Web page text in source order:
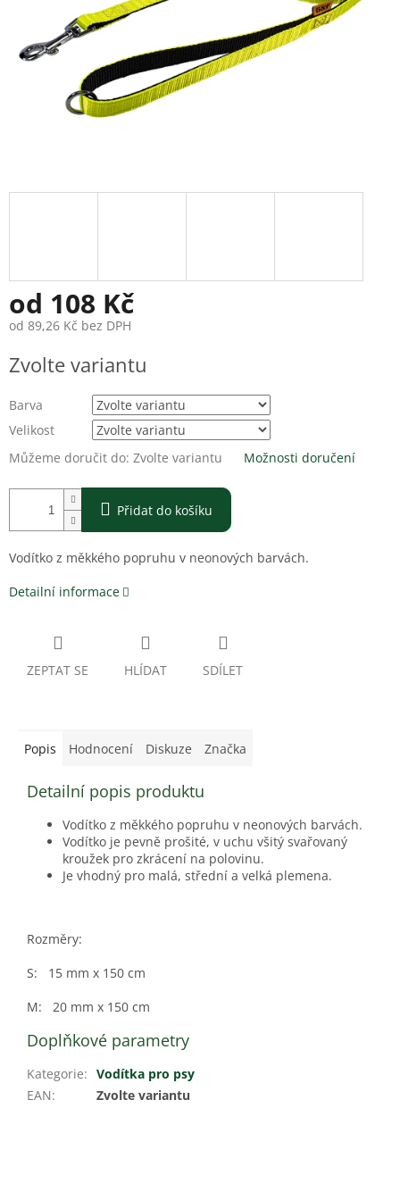
od 108 Kč
od 89,26 Kč bez DPH
cena:
Zvolte variantu
Barva
Velikost
Můžeme doručit do: Zvolte variantu Možnosti doručení
Přidat do košíku
Vodítko z měkkého popruhu v neonových barvách.
Detailní informace
ZEPTAT SE HLÍDAT SDÍLET
Popis Hodnocení Diskuze Značka
Detailní popis produktu
Vodítko z měkkého popruhu v neonových barvách.
Vodítko je pevně prošité, v uchu všitý svařovaný
kroužek pro zkrácení na polovinu.
Je vhodný pro malá, střední a velká plemena.
Rozměry:
S: 15 mm x 150 cm
M: 20 mm x 150 cm
Doplňkové parametry
Kategorie: Vodítka pro psy
EAN: Zvolte variantu